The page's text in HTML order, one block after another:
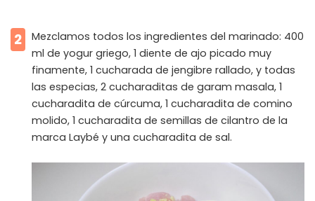
2
Mezclamos todos los ingredientes del marinado: 400
ml de yogur griego, 1 diente de ajo picado muy
finamente, 1 cucharada de jengibre rallado, y todas
las especias, 2 cucharaditas de garam masala, 1
cucharadita de cúrcuma, 1 cucharadita de comino
molido, 1 cucharadita de semillas de cilantro de la
marca Laybé y una cucharadita de sal.